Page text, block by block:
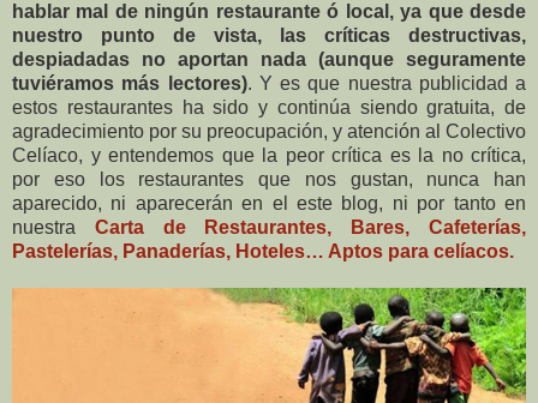
hablar mal de ningún restaurante ó local, ya que desde
nuestro punto de vista, las críticas destructivas,
despiadadas no aportan nada (aunque seguramente
tuviéramos más lectores). Y es que nuestra publicidad a
estos restaurantes ha sido y continúa siendo gratuita, de
agradecimiento por su preocupación, y atención al Colectivo
Celíaco, y entendemos que la peor crítica es la no crítica,
por eso los restaurantes que nos gustan, nunca han
aparecido, ni aparecerán en el este blog, ni por tanto en
nuestra
Carta de Restaurantes, Bares, Cafeterías,
Pastelerías, Panaderías, Hoteles… Aptos para celíacos.